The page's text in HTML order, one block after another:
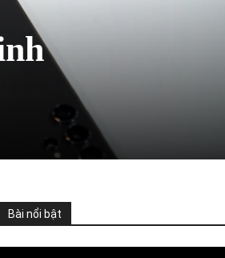
Bài nổi bật